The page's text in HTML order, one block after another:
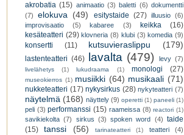
akrobatia (15) animaatio (3) baletti (6) dokumentti
(7)
elokuva (49) esitystaide (27) illuusio (6)
improvisaatio
(5) kabaree (3) keikka
(16)
kesäteatteri (29) klovneria (8) klubi (3) komedia (9)
konsertti (11) kutsuvieraslippu (179)
lastenteatteri (46) lavalta (479) levy (7)
livelähetys (1) lukudraama (1) monologi (27)
museokierros (1) musiikki (64) musikaali (71)
nukketeatteri (17) nykysirkus (28) nykyteatteri (7)
näytelmä (168) näyttely (9) operetti (1) paneeli (1)
peli (3) performanssi (15) raameissa (8) reactori (1)
savikiekolta (7) sirkus (3) spoken word (4) taide
(15)
tanssi (56) tarinateatteri (1) teatteri (4)